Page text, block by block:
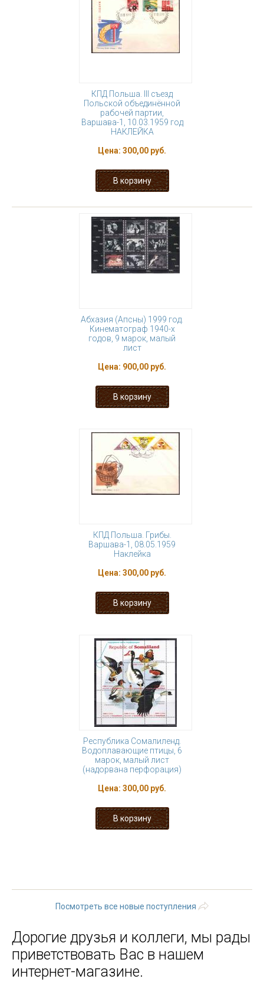
КПД Польша. III съезд
Польской объединённой
рабочей партии,
Варшава-1, 10.03.1959 год
НАКЛЕЙКА
Цена: 300,00 руб.
Абхазия (Апсны) 1999 год.
Кинематограф 1940-х
годов, 9 марок, малый
лист
Цена: 900,00 руб.
КПД Польша. Грибы.
Варшава-1, 08.05.1959
Наклейка
Цена: 300,00 руб.
Республика Сомалиленд.
Водоплавающие птицы, 6
марок, малый лист
(надорвана перфорация)
Цена: 300,00 руб.
Посмотреть все новые поступления
Дорогие друзья и коллеги, мы рады
приветствовать Вас в нашем
интернет-магазине.